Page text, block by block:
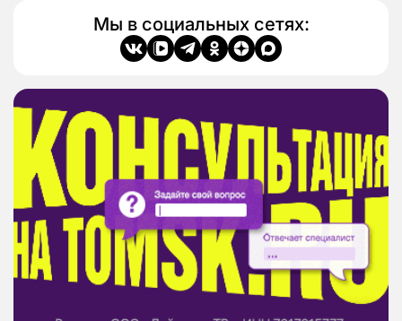
Мы в социальных сетях: